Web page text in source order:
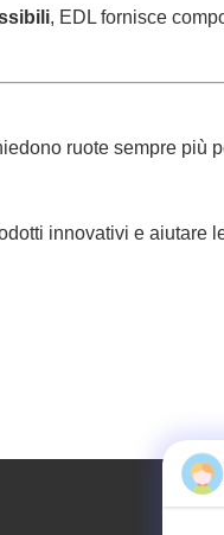
, EDL fornisce
ruote sempre più
innovativi e aiutare